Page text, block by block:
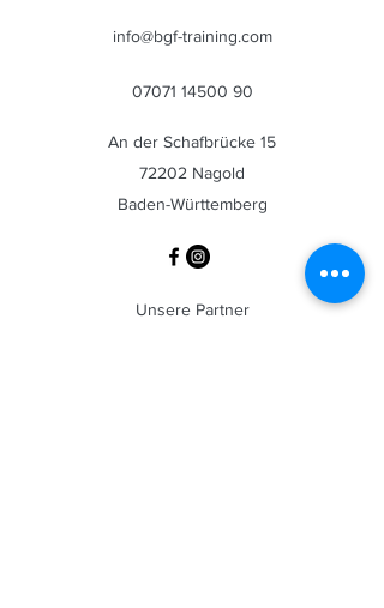
info@bgf-training.com
07071 14500 90
An der Schafbrücke 15
72202 Nagold
Baden-Württemberg
Unsere Partner